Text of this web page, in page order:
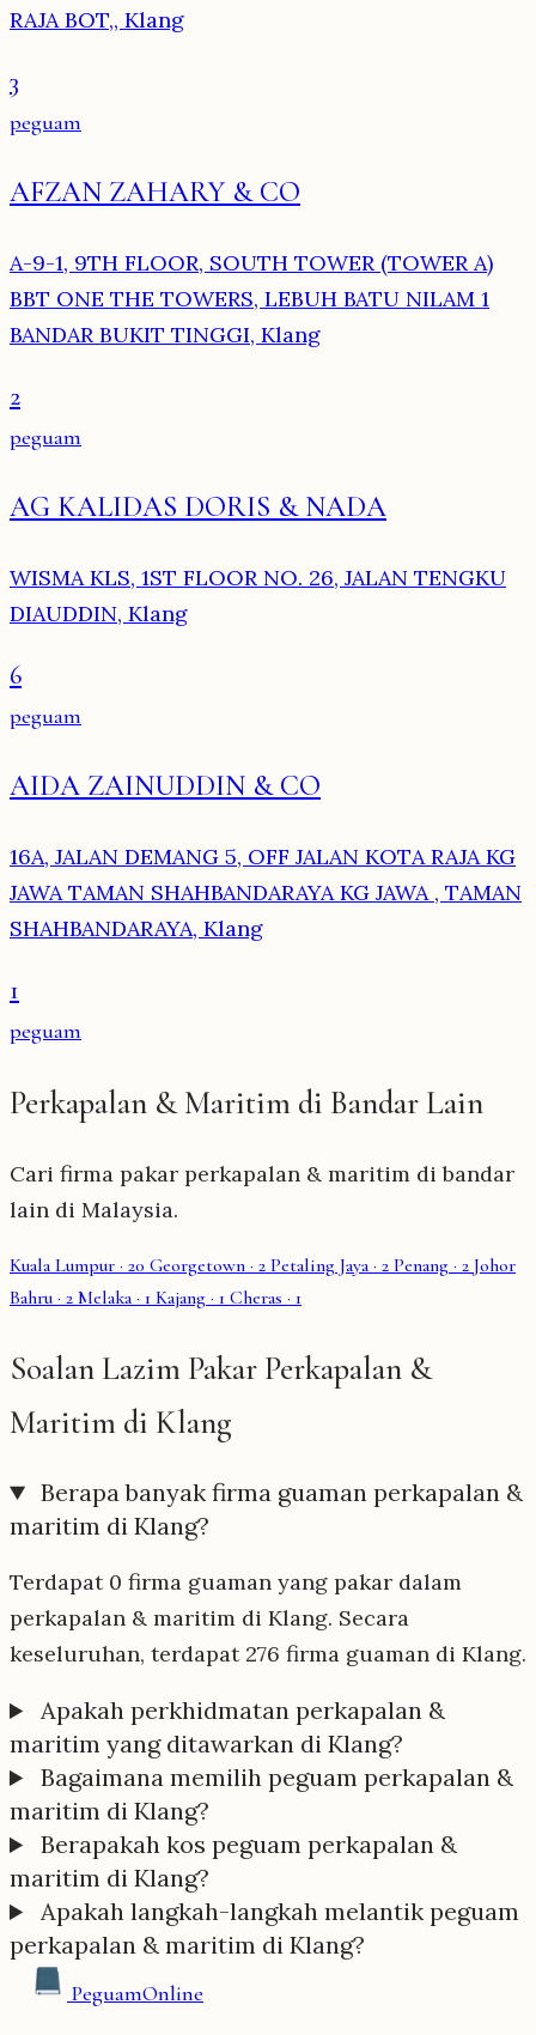
RAJA BOT,, Klang
3
peguam
AFZAN ZAHARY & CO
A-9-1, 9TH FLOOR, SOUTH TOWER (TOWER A)
BBT ONE THE TOWERS, LEBUH BATU NILAM 1
BANDAR BUKIT TINGGI, Klang
2
peguam
AG KALIDAS DORIS & NADA
WISMA KLS, 1ST FLOOR NO. 26, JALAN TENGKU
DIAUDDIN, Klang
6
peguam
AIDA ZAINUDDIN & CO
16A, JALAN DEMANG 5, OFF JALAN KOTA RAJA KG
JAWA TAMAN SHAHBANDARAYA KG JAWA , TAMAN
SHAHBANDARAYA, Klang
1
peguam
Perkapalan & Maritim di Bandar Lain
Cari firma pakar perkapalan & maritim di bandar
lain di Malaysia.
Kuala Lumpur · 20 Georgetown · 2 Petaling Jaya· 2 Penang · 2 Johor
Bahru · 2 Melaka· 1 Kajang · 1 Cheras · 1
Soalan Lazim Pakar Perkapalan &
Maritim di Klang
Berapa banyak firma guaman perkapalan &
maritim di Klang?
Terdapat 0 firma guaman yang pakar dalam
perkapalan & maritim di Klang. Secara
keseluruhan, terdapat 276 firma guaman di Klang.
Apakah perkhidmatan perkapalan &
maritim yang ditawarkan di Klang?
Bagaimana memilih peguam perkapalan &
maritim di Klang?
Berapakah kos peguam perkapalan &
maritim di Klang?
Apakah langkah-langkah melantik peguam
perkapalan & maritim di Klang?
PeguamOnline